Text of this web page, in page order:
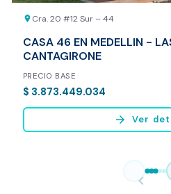
* Servicio disponible
Bogotá y
location_on Cra. 20 #12 Sur – 44
CASA 46 EN MEDELLIN -
CANTAGIRONE
PRECIO BASE
$ 3.873.449.034
arrow_forward Ver
chevron_left